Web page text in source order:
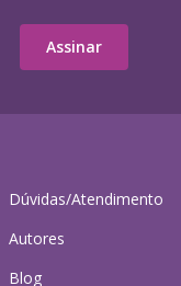
Dúvidas/Atendimento
Autores
Blog
Assinar